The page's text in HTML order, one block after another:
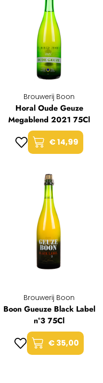
Brouwerij Boon
Horal Oude Geuze
Megablend 2021 75Cl
€ 14,99
Brouwerij Boon
Boon Gueuze Black Label
n°3 75Cl
€ 35,00